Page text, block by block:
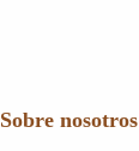
Sobre nosotros